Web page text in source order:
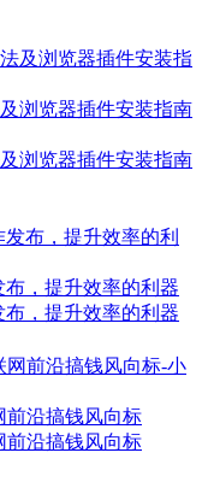
浏览器插件安装指南
浏览器插件安装指南
，提升效率的利器
，提升效率的利器
沿搞钱风向标
沿搞钱风向标